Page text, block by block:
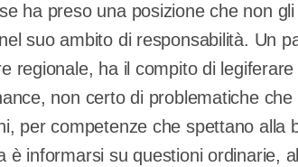
ha preso una posizione che non
suo ambito di responsabilità. Un
regionale, ha il compito di
non certo di problematiche
per competenze che spettano alla
è informarsi su questioni ordinarie,